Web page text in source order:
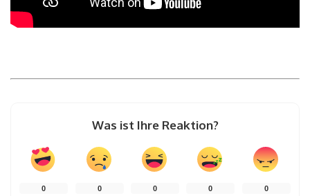
Was ist Ihre Reaktion?
0 0 0 0 0